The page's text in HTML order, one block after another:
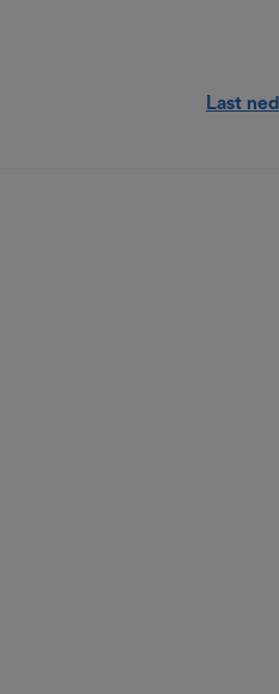
Last ned